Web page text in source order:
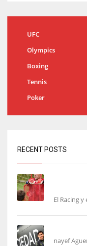
UFC
Olympics
Boxing
Tennis
Poker
RECENT POSTS
El Racing
nayef